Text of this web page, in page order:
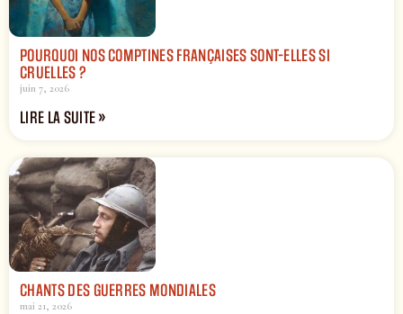
POURQUOI NOS COMPTINES FRANÇAISES SONT-ELLES SI
CRUELLES ?
juin 7, 2026
LIRE LA SUITE »
CHANTS DES GUERRES MONDIALES
mai 21, 2026